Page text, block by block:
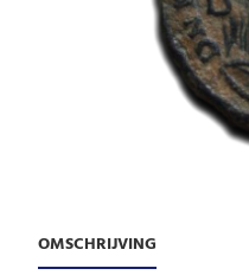
OMSCHRIJVING